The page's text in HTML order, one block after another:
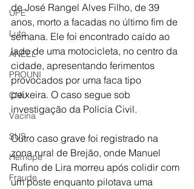
UPE
Luto
ANEEL
PROUNI
CNU
Vacina
SUS
Hemope
Fraude
de José Rangel Alves Filho, de 39
anos, morto a facadas no último fim de
semana. Ele foi encontrado caído ao
lado de uma motocicleta, no centro da
cidade, apresentando ferimentos
provocados por uma faca tipo
peixeira. O caso segue sob
investigação da Polícia Civil.
Outro caso grave foi registrado na
zona rural de Brejão, onde Manuel
Rufino de Lira morreu após colidir com
um poste enquanto pilotava uma